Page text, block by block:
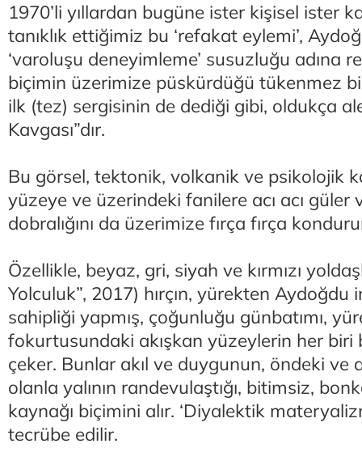
1970’li yıllardan bugüne ister kişisel ister
tanıklık ettiğimiz bu ‘refakat eylemi’,
‘varoluşu deneyimleme’ susuzluğu adına
biçimin üzerimize püskürdüğü tükenmez
ilk (tez) sergisinin de dediği gibi, oldukça
Kavgası”dır.
Bu görsel, tektonik, volkanik ve psikolojik
yüzeye ve üzerindeki fanilere acı acı güler
dobralığını da üzerimize fırça fırça
Özellikle, beyaz, gri, siyah ve kırmızı
Yolculuk”, 2017) hırçın, yürekten Aydoğdu
sahipliği yapmış, çoğunluğu günbatımı,
fokurtusundaki akışkan yüzeylerin her
çeker. Bunlar akıl ve duygunun, öndeki ve
olanla yalının randevulaştığı, bitimsiz,
kaynağı biçimini alır. ‘Diyalektik
tecrübe edilir.